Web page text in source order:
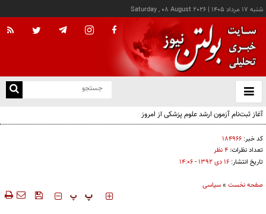
شنبه ۱۷ مرداد ۱۴۰۵ |
Saturday , 08 August 2026
باز
و
آغاز ثبت‌نام آزمون ارشد علوم پزشکی از امروز
کد خبر: ۱۸۴۹۶۶
تعداد نظرات: ۴ نظر
تاریخ انتشار: ۱۶ دی ۱۳۹۲ - ۱۴:۰۶
صفحه نخست »سیاسی
‍‍‍ پ پ